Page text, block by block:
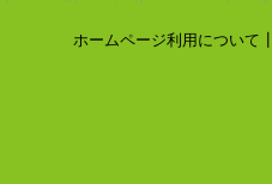
ホームページ利用について